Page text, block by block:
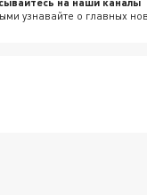
узнавайте о главных